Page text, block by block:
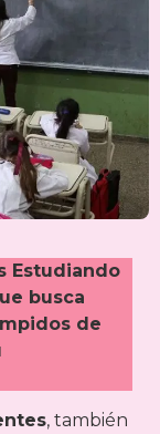
Estudiando
busca
de
, también